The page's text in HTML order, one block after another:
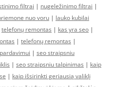
filtrai | nugeležinimo filtrai |
nuo voru | lauko kubilai
telefonų remontas | kas yra seo |
| telefonų remontas |
| seo straipsniu
| seo straipsniu talpinimas | kaip
| kaip išsirinkti geriausią valiklį